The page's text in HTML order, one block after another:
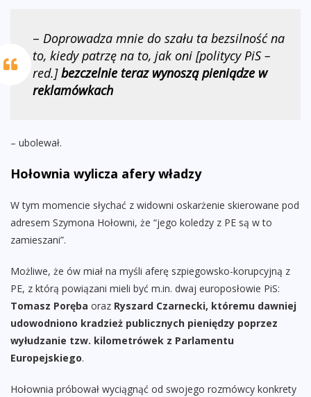
– Doprowadza mnie do szału ta bezsilność na
to, kiedy patrzę na to, jak oni [politycy PiS –
red.]bezczelnie teraz wynoszą pieniądze w
reklamówkach
– ubolewał.
Hołownia wylicza afery władzy
W tym momencie słychać z widowni oskarżenie skierowane pod
adresem Szymona Hołowni, że “jego koledzy z PE są w to
zamieszani”.
Możliwe, że ów miał na myśli aferę szpiegowsko-korupcyjną z
PE, z którą powiązani mieli być m.in. dwaj europosłowie PiS:
Tomasz Poręba oraz Ryszard Czarnecki, któremu dawniej
udowodniono kradzież publicznych pieniędzy poprzez
wyłudzanie tzw. kilometrówek z Parlamentu
Europejskiego.
Hołownia próbował wyciągnąć od swojego rozmówcy konkrety